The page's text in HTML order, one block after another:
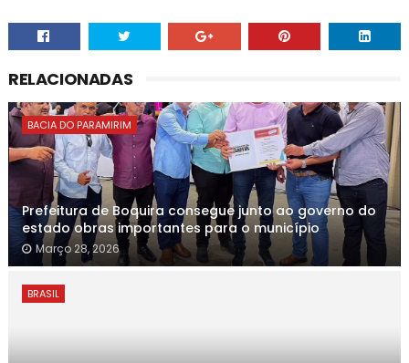
RELACIONADAS
BACIA DO PARAMIRIM
Prefeitura de Boquira consegue junto ao governo do
estado obras importantes para o município
Março 28, 2026
BRASIL